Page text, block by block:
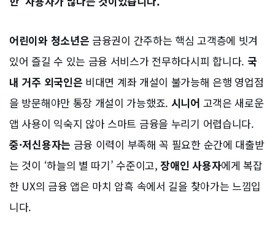
어린이와 청소년은 금융권이 간주하는 핵심 고객층에 빗겨
있어 즐길 수 있는 금융 서비스가 전무하다시피 합니다. 국
내 거주 외국인은 비대면 계좌 개설이 불가능해 은행 영업점
을 방문해야만 통장 개설이 가능했죠. 시니어 고객은 새로운
앱 사용이 익숙지 않아 스마트 금융을 누리기 어렵습니다.
중·저신용자는 금융 이력이 부족해 꼭 필요한 순간에 대출받
는 것이 ‘하늘의 별 따기’ 수준이고,장애인 사용자에게 복잡
한 UX의 금융 앱은 마치 암흑 속에서 길을 찾아가는 느낌입
니다.